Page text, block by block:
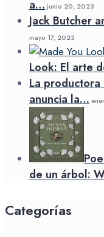
a… junio 20, 2023
Jack Butcher
mayo 17, 2023
Look: El arte
La
anuncia la…
de un árbol:
Categorías